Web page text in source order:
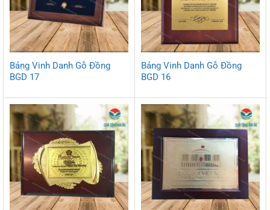
Bảng Vinh Danh Gỗ Đồng
BGD 17
Bảng Vinh Danh Gỗ Đồng
BGD 16